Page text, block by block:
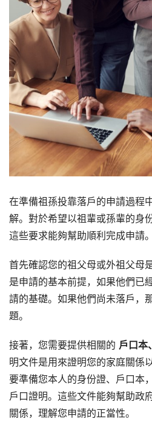
在準備祖孫投靠落戶的申請過程
解。對於希望以祖輩或孫輩的身
這些要求能夠幫助順利完成申請。
首先確認您的祖父母或外祖父母
是申請的基本前提，如果他們已
請的基礎。如果他們尚未落戶，
題。
接著，您需要提供相關的 戶口本
明文件是用來證明您的家庭關係
要準備您本人的身份證、戶口本
戶口證明。這些文件能夠幫助政
關係，理解您申請的正當性。